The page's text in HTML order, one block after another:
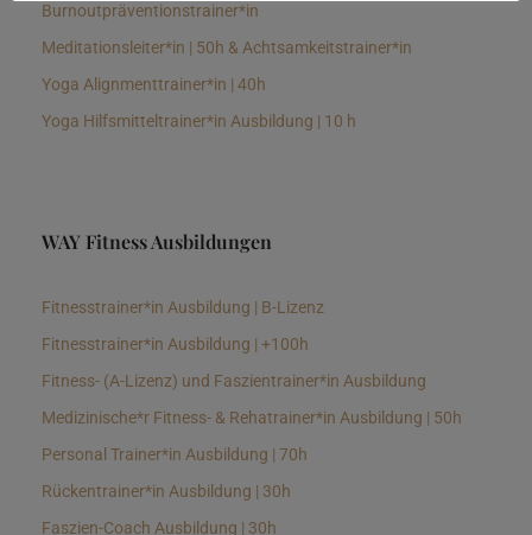
Burnoutpräventionstrainer*in
Meditationsleiter*in | 50h & Achtsamkeitstrainer*in
Yoga Alignmenttrainer*in | 40h
Yoga Hilfsmitteltrainer*in Ausbildung | 10 h
WAY Fitness Ausbildungen
Fitnesstrainer*in Ausbildung | B-Lizenz
Fitnesstrainer*in Ausbildung | +100h
Fitness- (A-Lizenz) und Faszientrainer*in Ausbildung
Medizinische*r Fitness- & Rehatrainer*in Ausbildung | 50h
Personal Trainer*in Ausbildung | 70h
Rückentrainer*in Ausbildung | 30h
Faszien-Coach Ausbildung | 30h